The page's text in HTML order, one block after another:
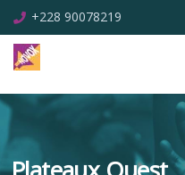
+228 90078219